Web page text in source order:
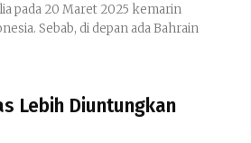
pada 20 Maret 2025 kemarin
Sebab, di depan ada Bahrain
Lebih Diuntungkan